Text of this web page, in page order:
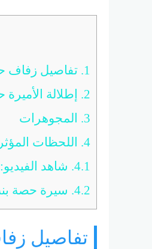
1. تفاصيل زفاف
2.
إطلالة
3.
المجوهرات
4.
اللحظات
4.1. شاهد الفيديو:
4.2. سيرة حصة
تفاصيل